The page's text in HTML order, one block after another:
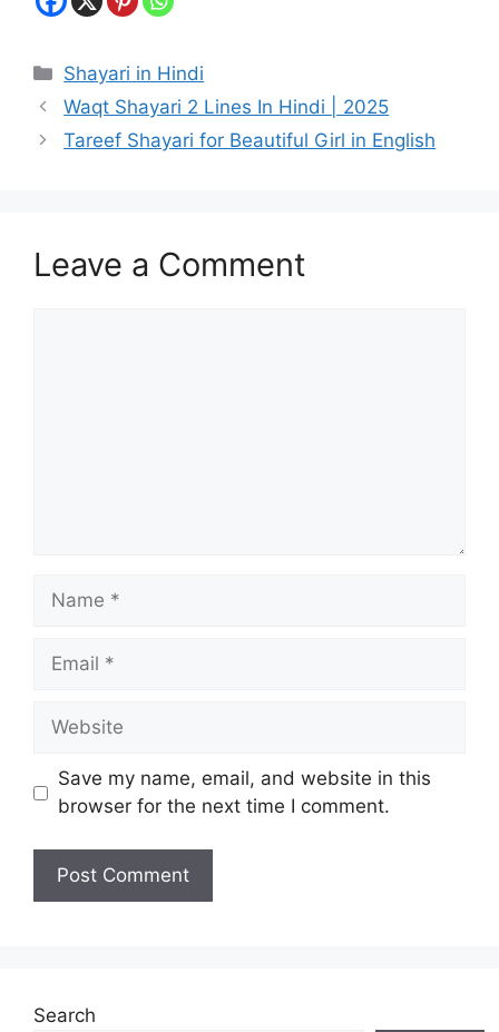
Categories
Shayari in Hindi
Waqt Shayari 2 Lines In Hindi | 2025
Tareef Shayari for Beautiful Girl in English
Leave a Comment
Name
Email
Website
Save my name, email, and website in this
browser for the next time I comment.
Search